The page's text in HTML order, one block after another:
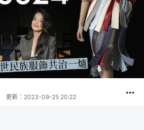
更新： 2023-09-25 20:22